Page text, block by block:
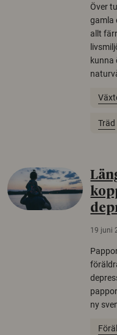
Över
gamla
allt
kunna
Träd
19 juni
ny